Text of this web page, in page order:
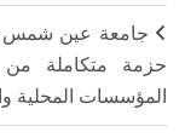
جامعة عين شمس
حزمة متكاملة من
المؤسسات المحلية